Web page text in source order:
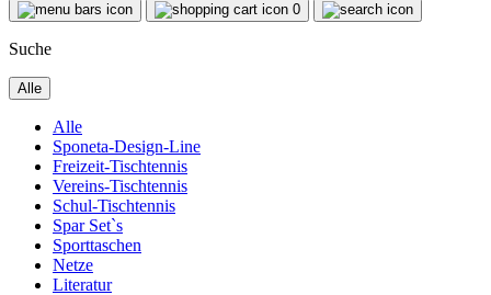
0
Suche
Alle
Alle
Sponeta-Design-Line
Freizeit-Tischtennis
Vereins-Tischtennis
Schul-Tischtennis
Spar Set`s
Sporttaschen
Netze
Literatur